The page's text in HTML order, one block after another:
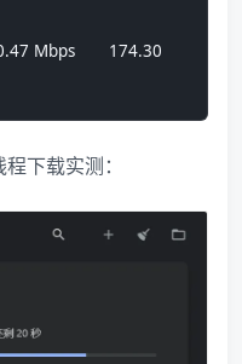
Mbps       174.30
下载实测：